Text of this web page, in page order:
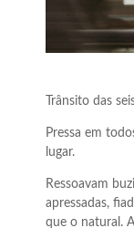
Trânsito das
Pressa em
lugar.
Ressoavam
apressadas,
que o natural.